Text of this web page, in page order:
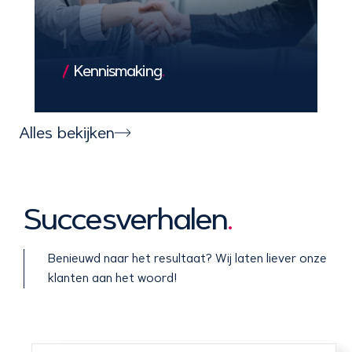
1
Kennismaking.
een exclusieve en succesvolle
Alles bekijken
Succesverhalen.
Benieuwd naar het resultaat? Wij laten liever onze
klanten aan het woord!